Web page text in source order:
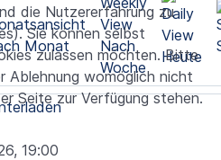
Monat
Nach
Woche
Heute
19:00
die Nutzererfahrung zu
Sie können selbst
zulassen möchten. Bitte
Ablehnung womöglich nicht
Seite zur Verfügung stehen.